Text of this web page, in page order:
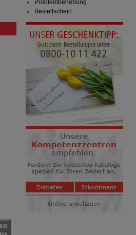
Problembehebung
Bestellschein